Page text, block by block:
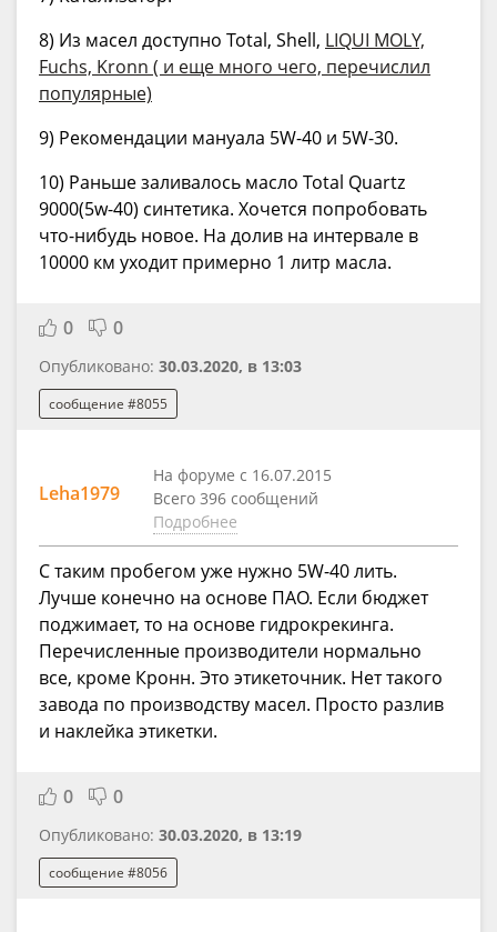
8) Из масел доступно Total, Shell, LIQUI MOLY,
Fuchs, Kronn ( и еще много чего, перечислил
популярные)
9) Рекомендации мануала 5W-40 и 5W-30.
10) Раньше заливалось масло Total Quartz
9000(5w-40) синтетика. Хочется попробовать
что-нибудь новое. На долив на интервале в
10000 км уходит примерно 1 литр масла.
0 0
Опубликовано: 30.03.2020, в 13:03
сообщение #8055
Leha1979
На форуме с 16.07.2015
Всего 396 сообщений
Подробнее
С таким пробегом уже нужно 5W-40 лить.
Лучше конечно на основе ПАО. Если бюджет
поджимает, то на основе гидрокрекинга.
Перечисленные производители нормально
все, кроме Кронн. Это этикеточник. Нет такого
завода по производству масел. Просто разлив
и наклейка этикетки.
0 0
Опубликовано: 30.03.2020, в 13:19
сообщение #8056